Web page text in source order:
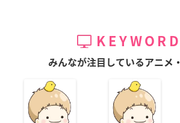
みんなが注目しているアニメ